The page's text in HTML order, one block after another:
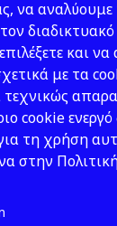
Νομοθεσία
Εκδόσεις
- Εκδηλώσεις
να αναλύουμε
και να
με τα
τεχνικώς
cookie ενεργό
τη χρήση
στην